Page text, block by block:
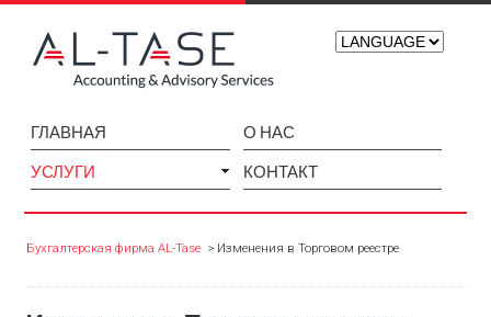
ГЛАВНАЯ
О НАС
УСЛУГИ
КОНТАКТ
Бухгалтерская фирма AL-Tase Изменения в Торговом реестре